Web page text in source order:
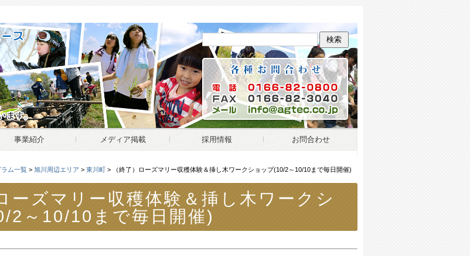
最高のおもてなしは、いまここにある暮らしをおすそ分けすることです。ここだけ
事業紹介 メディア掲載 採用情報 お問合わせ
ム一覧 > 旭川周辺エリア > 東川町 > （終了）ローズマリー収穫体験＆挿し木ワークショップ(10/2～10/10まで毎日開催)
ーズマリー収穫体験＆挿し木ワークシ
2～10/10まで毎日開催)